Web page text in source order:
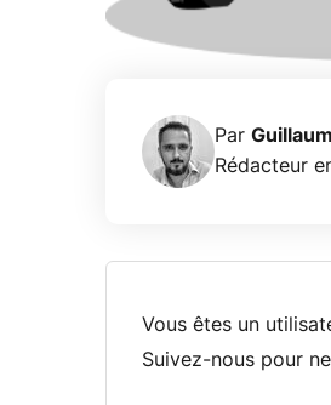
Par
Rédacteur
Vous êtes un
Suivez-nous pour